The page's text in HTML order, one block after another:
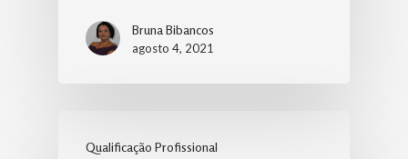
Bruna Bibancos
agosto 4, 2021
Qualificação Profissional